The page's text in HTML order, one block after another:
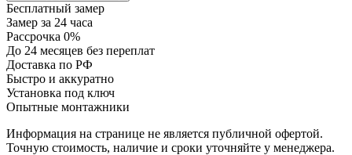
Бесплатный замер
Замер за 24 часа
Рассрочка 0%
До 24 месяцев без переплат
Доставка по РФ
Быстро и аккуратно
Установка под ключ
Опытные монтажники
Информация на странице не является публичной офертой.
Точную стоимость, наличие и сроки уточняйте у менеджера.